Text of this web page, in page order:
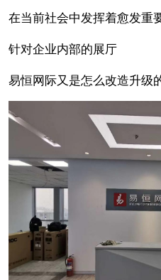
在当前社会中发挥着愈发重
针对企业内部的展厅
易恒网际又是怎么改造升级